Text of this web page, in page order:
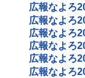
広報なよろ
広報なよろ
広報なよろ
広報なよろ
広報なよろ
広報なよろ